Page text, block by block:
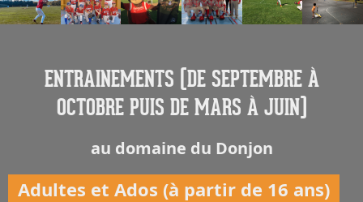
ENTRAINEMENTS (DE SEPTEMBRE À
OCTOBRE PUIS DE MARS À JUIN)
au domaine du Donjon
Adultes et Ados (à partir de 16 ans)